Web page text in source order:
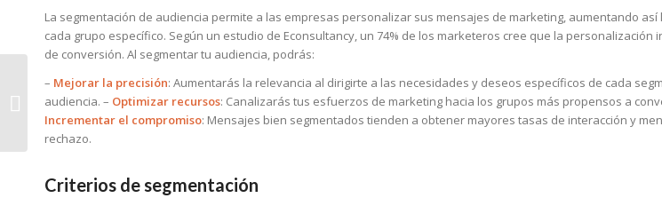
La segmentación de audiencia permite a las empresas personalizar sus mensajes de marketing, aumentando
cada grupo específico. Según un estudio de Econsultancy, un 74% de los marketeros cree que la personalización
de conversión. Al segmentar tu audiencia, podrás:
– Mejorar la precisión: Aumentarás la relevancia al dirigirte a las necesidades y deseos específicos de cada
audiencia. – Optimizar recursos: Canalizarás tus esfuerzos de marketing hacia los grupos más propensos a
Incrementar el compromiso: Mensajes bien segmentados tienden a obtener mayores tasas de interacción y
rechazo.
Criterios de segmentación
Todo lo que Necesitas
Saber sobre Páginas
de Categoría y SEO